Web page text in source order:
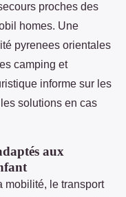
proches des
homes. Une
pyrenees orientales
camping et
informe sur les
solutions en cas
aux
mobilité, le transport